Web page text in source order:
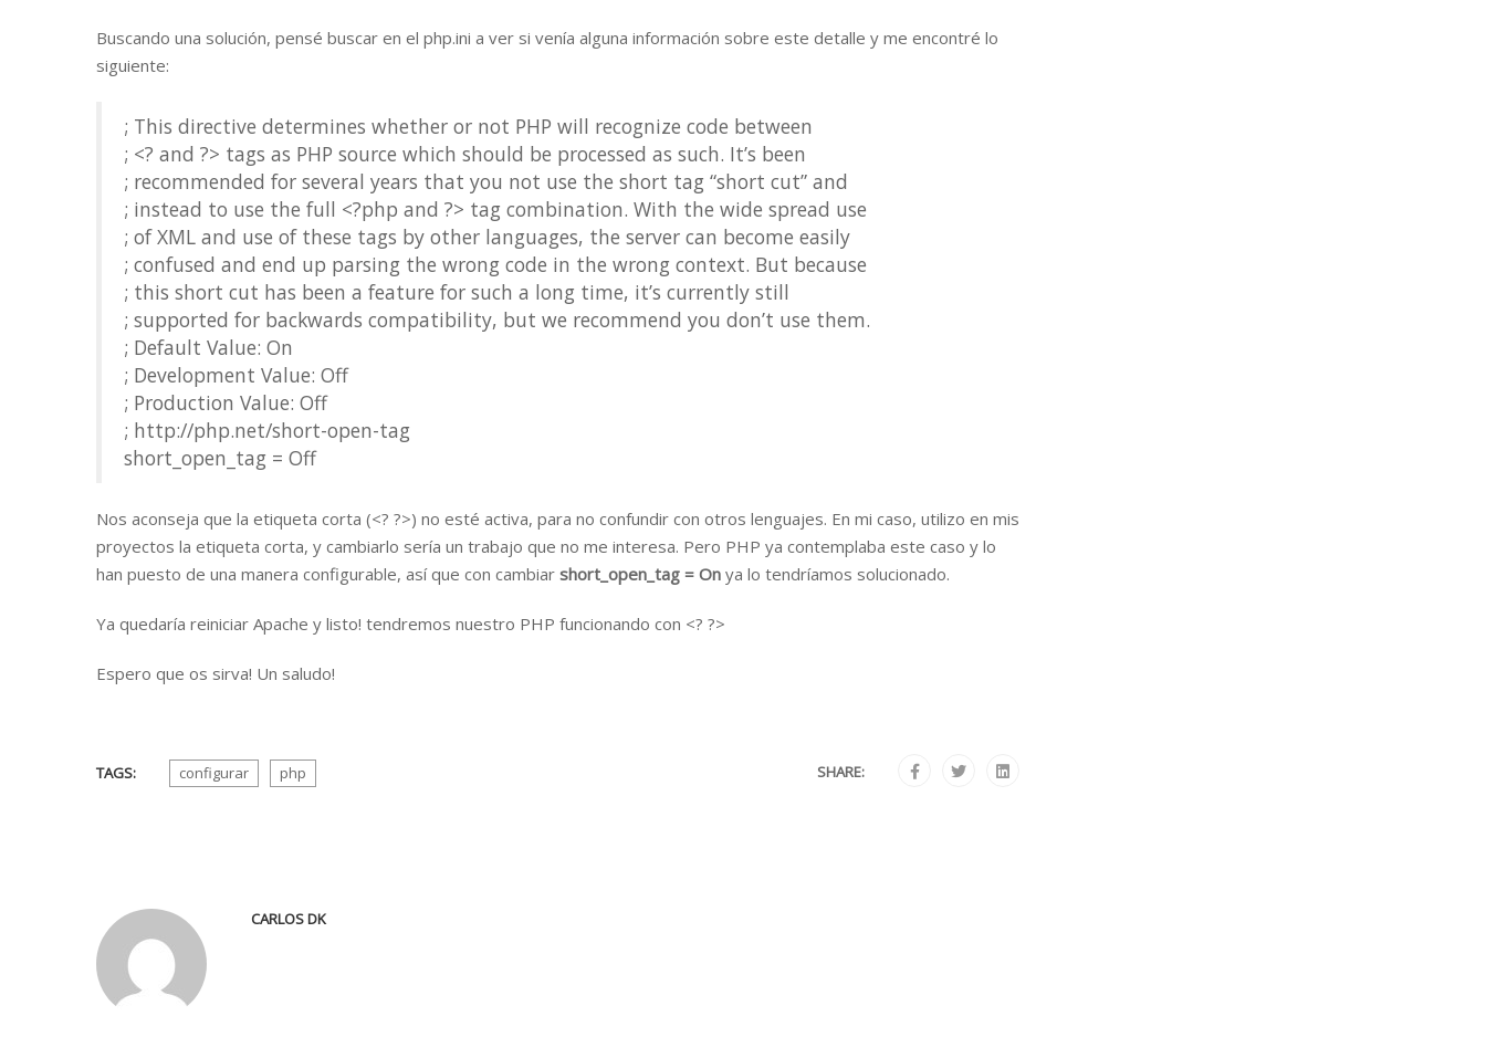
Buscando una solución, pensé buscar en el php.ini a ver si venía alguna información sobre este detalle y me encontré lo
siguiente:
; This directive determines whether or not PHP will recognize code between
; <? and ?> tags as PHP source which should be processed as such. It’s been
; recommended for several years that you not use the short tag “short cut” and
; instead to use the full <?php and ?> tag combination. With the wide spread use
; of XML and use of these tags by other languages, the server can become easily
; confused and end up parsing the wrong code in the wrong context. But because
; this short cut has been a feature for such a long time, it’s currently still
; supported for backwards compatibility, but we recommend you don’t use them.
; Default Value: On
; Development Value: Off
; Production Value: Off
; http://php.net/short-open-tag
short_open_tag = Off
Nos aconseja que la etiqueta corta (<? ?>) no esté activa, para no confundir con otros lenguajes. En mi caso, utilizo en mis
proyectos la etiqueta corta, y cambiarlo sería un trabajo que no me interesa. Pero PHP ya contemplaba este caso y lo
han puesto de una manera configurable, así que con cambiar short_open_tag = On ya lo tendríamos solucionado.
Ya quedaría reiniciar Apache y listo! tendremos nuestro PHP funcionando con <? ?>
Espero que os sirva! Un saludo!
TAGS: configurar php SHARE:
CARLOS DK